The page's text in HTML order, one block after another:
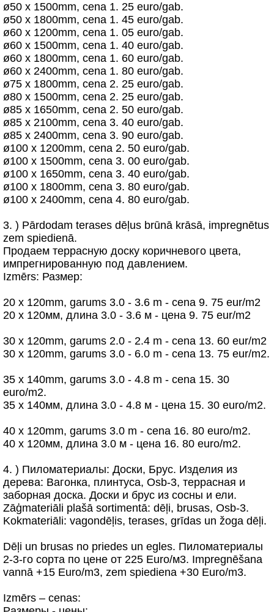
ø50 x 1500mm, cena 1. 25 euro/gab.
ø50 x 1800mm, cena 1. 45 euro/gab.
ø60 x 1200mm, cena 1. 05 euro/gab.
ø60 x 1500mm, cena 1. 40 euro/gab.
ø60 x 1800mm, cena 1. 60 euro/gab.
ø60 x 2400mm, cena 1. 80 euro/gab.
ø75 x 1800mm, cena 2. 25 euro/gab.
ø80 x 1500mm, cena 2. 25 euro/gab.
ø85 x 1650mm, cena 2. 50 euro/gab.
ø85 x 2100mm, cena 3. 40 euro/gab.
ø85 x 2400mm, cena 3. 90 euro/gab.
ø100 x 1200mm, cena 2. 50 euro/gab.
ø100 x 1500mm, cena 3. 00 euro/gab.
ø100 x 1650mm, cena 3. 40 euro/gab.
ø100 x 1800mm, cena 3. 80 euro/gab.
ø100 x 2400mm, cena 4. 80 euro/gab.
3. ) Pārdodam terases dēļus brūnā krāsā, impregnētus
zem spiedienā.
Продаем терpасную доску коричневого цвета,
импрегнированную под давлением.
Izmērs: Размер:
20 x 120mm, garums 3.0 - 3.6 m - cena 9. 75 eur/m2
20 x 120мм, длина 3.0 - 3.6 м - цена 9. 75 eur/m2
30 x 120mm, garums 2.0 - 2.4 m - cena 13. 60 eur/m2
30 x 120mm, garums 3.0 - 6.0 m - cena 13. 75 eur/m2.
35 x 140mm, garums 3.0 - 4.8 m - cena 15. 30
euro/m2.
35 x 140мм, длина 3.0 - 4.8 м - цена 15. 30 euro/m2.
40 x 120mm, garums 3.0 m - cena 16. 80 euro/m2.
40 x 120мм, длина 3.0 м - цена 16. 80 euro/m2.
4. ) Пиломатериалы: Доски, Брус. Изделия из
дерева: Вагонка, плинтуса, Osb-3, террасная и
заборная доска. Доски и брус из сосны и ели.
Zāģmateriāli plašā sortimentā: dēļi, brusas, Osb-3.
Kokmateriāli: vagondēļis, terases, grīdas un žoga dēļi.
Dēļi un brusas no priedes un egles. Пиломатериалы
2-3-го сорта по цене от 225 Еuro/м3. Impregnēšana
vannā +15 Euro/m3, zem spiediena +30 Euro/m3.
Izmērs – cenas: